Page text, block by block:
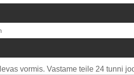
vormis. Vastame teile 24 tunni